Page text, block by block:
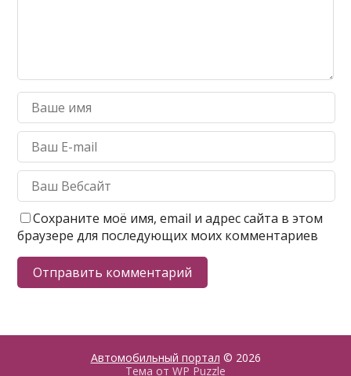
Сохраните моё имя, email и адрес сайта в этом
браузере для последующих моих комментариев
Автомобильный портал © 2026
Тема от WP Puzzle